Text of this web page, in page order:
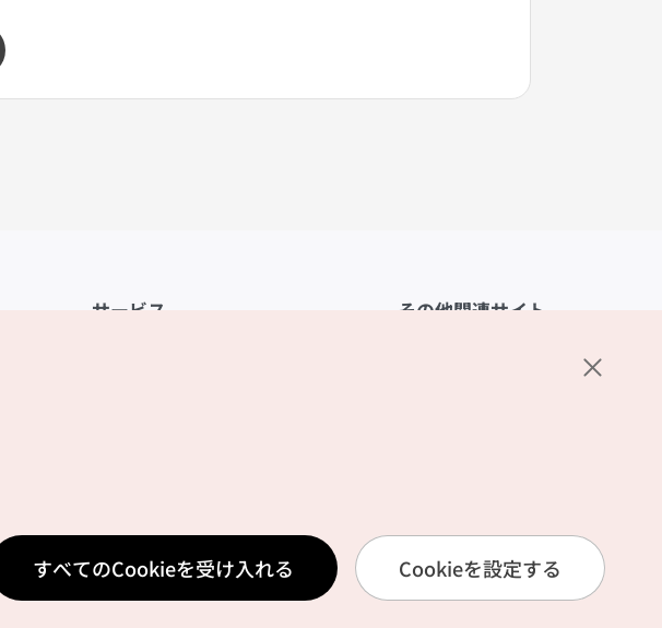
サービス
位置情報サービス利用規約
個人位置情報取扱いポリシー
その他関連サイト
すべてのCookieを受け入れる Cookieを設定する